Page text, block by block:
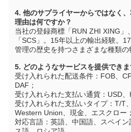
4. 他のサプライヤーからではなく
理由は何ですか？
当社の登録商標「RUN ZHI XING」
「SCS」。15年以上の輸出経験。
管理の歴史を持つさまざまな種類の
5. どのようなサービスを提供できま
受け入れられた配送条件：FOB、
DAF；
受け入れられた支払い通貨：USD、
受け入れられた支払いタイプ：T/T
Western Union、現金、エスクロー；
対応言語：英語、中国語、スペイ